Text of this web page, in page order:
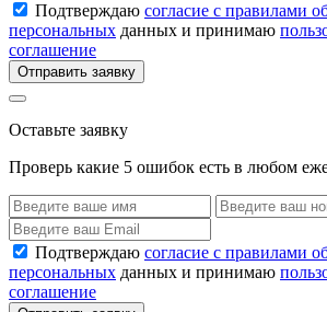
Подтверждаю согласие с правилами
персональных данных и принимаю
соглашение
Отправить заявку
Оставьте заявку
Проверь какие 5 ошибок есть в любом
Подтверждаю согласие с правилами
персональных данных и принимаю
соглашение